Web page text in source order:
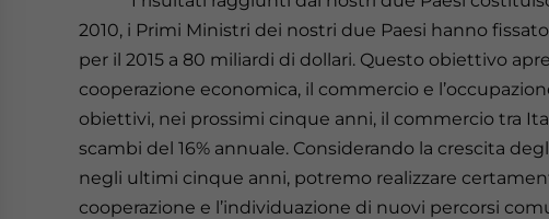
2010, i Primi Ministri dei nostri due Paesi hanno
per il 2015 a 80 miliardi di dollari. Questo obiettivo
cooperazione economica, il commercio e
obiettivi, nei prossimi cinque anni, il commercio tra
scambi del 16% annuale. Considerando la crescita
negli ultimi cinque anni, potremo realizzare
cooperazione e l’individuazione di nuovi percorsi